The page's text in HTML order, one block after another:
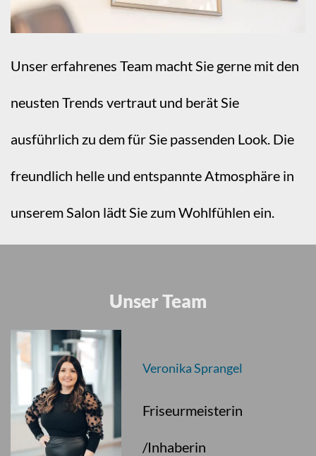
Unser erfahrenes Team macht Sie gerne mit den
neusten Trends vertraut und berät Sie
ausführlich zu dem für Sie passenden Look. Die
freundlich helle und entspannte Atmosphäre in
unserem Salon lädt Sie zum Wohlfühlen ein.
Unser Team
Veronika Sprangel
Friseurmeisterin
/Inhaberin